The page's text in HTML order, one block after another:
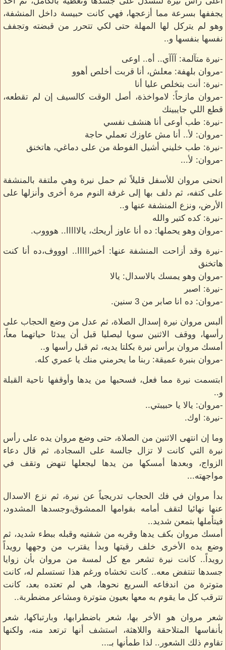
يجففها بسرعة مما أزعجها، فهي كانت حبيسة داخل المنشفة،
وهو لم يتركل لها المهلة حتى لكي تتحرر من قبضته وتجفف
نفسها بنفسها و..
-نيرة متآلمة: آآآي.. أه.. اوعى
-مروان بلهفة: معلش، أنا قربت أخلص أهوو
-نيرة: أنت بتخلص عليا أنا
-مروان مازحاً: لامواخذة، أصل الوقت كالسيف إن لم تقطعه،
قطع اللي جايبينك
-نيرة: طب أوعى أنا هنشف نفسي
-مروان: لأ.. أنا مش عاوزك تعملي حاجة
-نيرة: طب خليني أشيل الفوطة من على دماغي، هاتخنق
-مروان: لأ...
انحنى مروان للأسفل قليلاً ثم حمل نيرة وهي ملتفة بالمنشفة
على كتفه، ثم دلف بها إلى غرفة النوم مرة أخرى وأنزلها على
الأرض، ونزع المنشفة عنها و..
-نيرة: كده كتير والله
-مروان وهو يحملها: ده أنا عاوز أريحك، يالااااا.. هوووب.
-نيرة وقد أزاحت المنشفة عنها: أخيرااااا.. اوووف،ده أنا كنت
هاتخنق
-مروان وهو يمسك بالاسدال: يالا
-نيرة: اصبر
-مروان: ده انا صابر من 3 سنين.
ألبس مروان نيرة إسدال الصلاة، ثم عدل من وضع الحجاب على
رأسها، ووقف الاثنين سويا ليصليا قبل أن يبدئا حياتهما معاً،
أمسك مروان برأس نيرة بكلتا يديه، ثم قبل رأسها و..
-مروان بنبرة عميقة: ربنا ما يحرمني منك يا عمري كله.
ابتسمت نيرة مما فعل، فسحبها من يدها وأوقفها ناحية القبلة
و..
-مروان: يالا يا حبيبتي..
-نيرة: اوك.
وما إن انتهى الاثنين من الصلاة، حتى وضع مروان يده على رأس
نيرة التي كانت لا تزال جالسة على السجادة، ثم قال دعاء
الزواج، وبعدها أمسكها من يدها ليجعلها تنهض وتقف في
مواجهته...
بدأ مروان في فك الحجاب تدريجياً عن نيرة، ثم نزع الاسدال
عنها نهائيا لتقف أمامه بقوامها الممشوق،وجسدها المشدود،
فيتأملها بتمعن شديد..
أمسك مروان بكف يدها وقربه من شفتيه وقبله ببطء شديد، ثم
وضع يده الأخرى خلف رقبتها وبدأ يقترب من وجهها رويداً
رويداً.. كانت نيرة تشعر مع كل لمسة من مروان بأن زوايا
جسدها تنتفض معه.. كانت تخشاه ورغم هذا تستسلم له، كانت
متوترة من اندفاعه السريع نحوها، هي لم تعتده بعد، كانت
تترقب كل ما يقوم به معها بعيون متوترة ومشاعر مضطربة..
شعر مروان هو الأخر بها، شعر باضطرابها، وبارتباكها، شعر
بأنفاسها المتلاحقة واللاهثة، استشف أنها ترتعد منه، ولكنها
تقاوم ذلك الشعور.. لذا طمأنها بـ...